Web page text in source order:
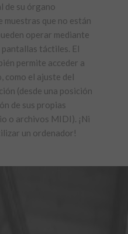
de su órgano
muestras que no están
operar mediante
táctiles. El
permite acceder a
como el ajuste del
(desde una posición
de sus propias
o archivos MIDI). ¡Ni
un ordenador!